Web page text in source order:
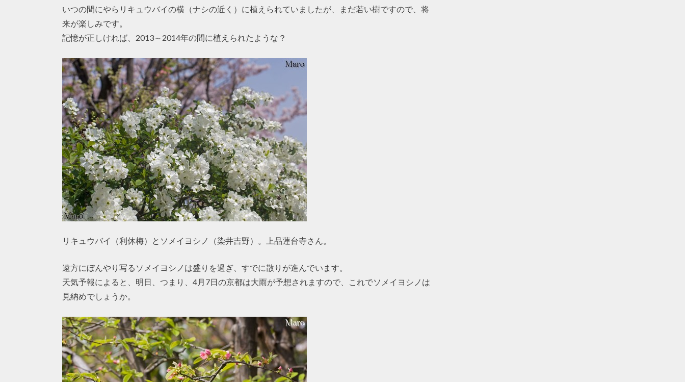
いつの間にやらリキュウバイの横（ナシの近く）に植えられていましたが、まだ若い樹ですので、将
来が楽しみです。
記憶が正しければ、2013～2014年の間に植えられたような？
リキュウバイ（利休梅）とソメイヨシノ（染井吉野）。上品蓮台寺さん。
遠方にぼんやり写るソメイヨシノは盛りを過ぎ、すでに散りが進んでいます。
天気予報によると、明日、つまり、4月7日の京都は大雨が予想されますので、これでソメイヨシノは
見納めでしょうか。